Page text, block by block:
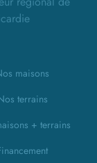
maisons
terrains
+ terrains